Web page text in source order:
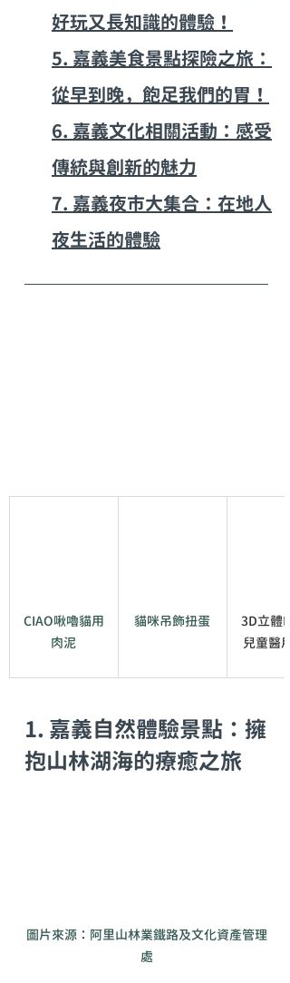
好玩又長知識的體驗！
5. 嘉義美食景點探險之旅：
從早到晚，飽足我們的胃！
6. 嘉義文化相關活動：感受
傳統與創新的魅力
7. 嘉義夜市大集合：在地人
夜生活的體驗
CIAO啾嚕貓用
肉泥
貓咪吊飾扭蛋
3D立體
兒童醫
1. 嘉義自然體驗景點：擁
抱山林湖海的療癒之旅
圖片來源：阿里山林業鐵路及文化資產管理
處